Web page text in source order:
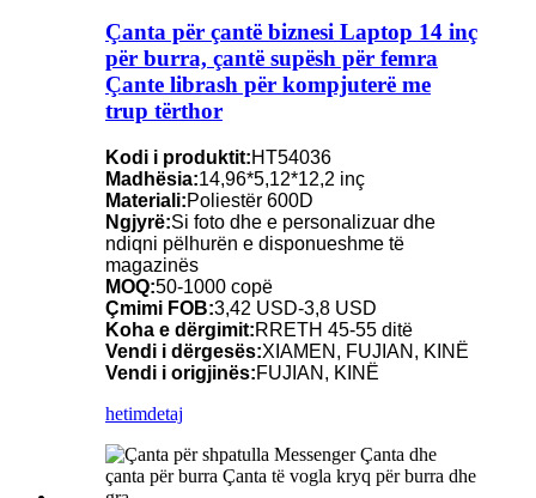
Çanta për çantë biznesi Laptop 14 inç
për burra, çantë supësh për femra
Çante librash për kompjuterë me
trup tërthor
Kodi i produktit:HT54036
Madhësia:14,96*5,12*12,2 inç
Materiali:Poliestër 600D
Ngjyrë:Si foto dhe e personalizuar dhe
ndiqni pëlhurën e disponueshme të
magazinës
MOQ:50-1000 copë
Çmimi FOB:3,42 USD-3,8 USD
Koha e dërgimit:RRETH 45-55 ditë
Vendi i dërgesës:XIAMEN, FUJIAN, KINË
Vendi i origjinës:FUJIAN, KINË
hetimdetaj